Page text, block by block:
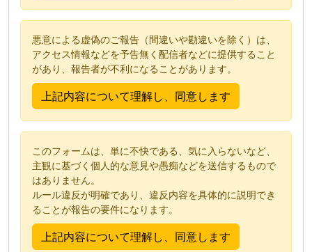
悪意による虚偽のご報告（間違いや勘違いを除く）は、
アクセス情報などを予告無く配信者などに提供すること
があり、報告者が不利になることがあります。
このフォームは、単に不快である、気に入らないなど、
主観に基づく個人的な意見や愚痴などを送信するもので
はありません。
ルール違反が明確であり、違反内容を具体的に説明でき
ることが報告の要件になります。